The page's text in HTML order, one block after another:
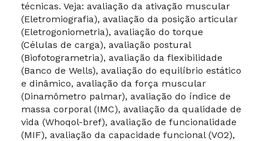
técnicas. Veja: avaliação da ativação muscular
(Eletromiografia), avaliação da posição articular
(Eletrogoniometria), avaliação do torque
(Células de carga), avaliação postural
(Biofotogrametria), avaliação da flexibilidade
(Banco de Wells), avaliação do equilíbrio estático
e dinâmico, avaliação da força muscular
(Dinamômetro palmar), avaliação do índice de
massa corporal (IMC), avaliação da qualidade de
vida (Whoqol-bref), avaliação de funcionalidade
(MIF), avaliação da capacidade funcional (VO2),